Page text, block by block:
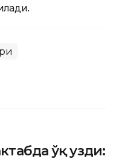
ўқ узди: